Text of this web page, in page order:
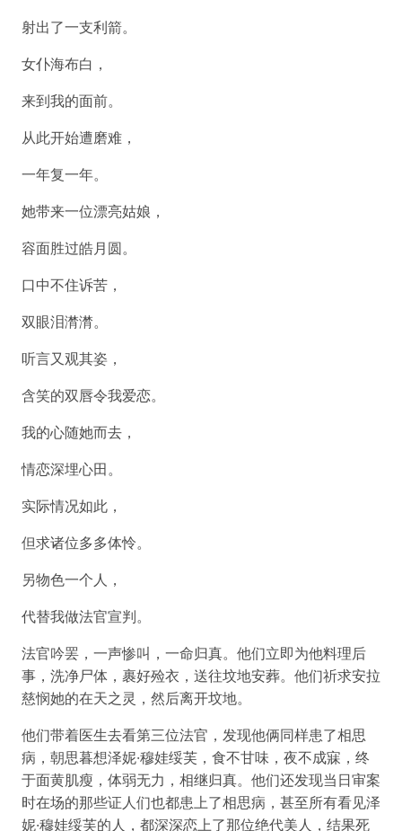
射出了一支利箭。
女仆海布白，
来到我的面前。
从此开始遭磨难，
一年复一年。
她带来一位漂亮姑娘，
容面胜过皓月圆。
口中不住诉苦，
双眼泪潸潸。
听言又观其姿，
含笑的双唇令我爱恋。
我的心随她而去，
情恋深埋心田。
实际情况如此，
但求诸位多多体怜。
另物色一个人，
代替我做法官宣判。
法官吟罢，一声惨叫，一命归真。他们立即为他料理后
事，洗净尸体，裹好殓衣，送往坟地安葬。他们祈求安拉
慈悯她的在天之灵，然后离开坟地。
他们带着医生去看第三位法官，发现他俩同样患了相思
病，朝思暮想泽妮·穆娃绥芙，食不甘味，夜不成寐，终
于面黄肌瘦，体弱无力，相继归真。他们还发现当日审案
时在场的那些证人们也都患上了相思病，甚至所有看见泽
妮·穆娃绥芙的人，都深深恋上了那位绝代美人，结果死